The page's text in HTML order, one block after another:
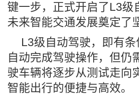
键一步，正式开启了L3级
未来智能交通发展奠定了
L3级自动驾驶，即有
自动完成驾驶操作，但仍
驶车辆将逐步从测试走向
智能出行的便捷与高效。